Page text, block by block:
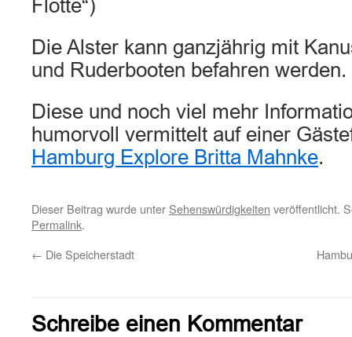
Flotte“)
Die Alster kann ganzjährig mit
und Ruderbooten befahren werden.
Diese und noch viel mehr
humorvoll vermittelt auf einer
Hamburg Explore Britta Mahnke.
Dieser Beitrag wurde unter Sehenswürdigkeiten veröffentlicht.
Permalink.
← Die Speicherstadt
Schreibe einen Kommentar